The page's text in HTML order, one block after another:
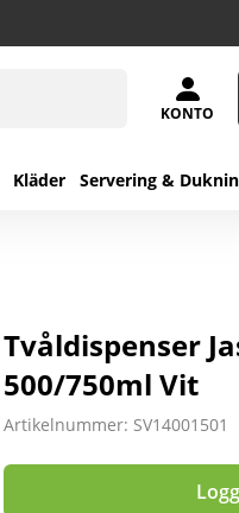
KONTO
Kläder Servering &
Tvåldispenser
500/750ml Vit
Artikelnummer: SV14001501